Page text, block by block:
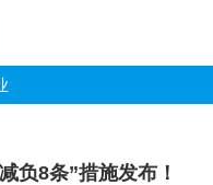
负8条”措施发布！